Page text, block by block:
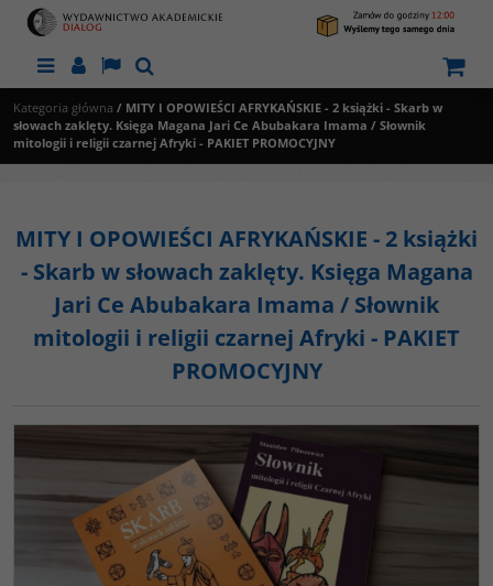
MenuPanelLangSzukaj
Kategoria główna / MITY I OPOWIEŚCI AFRYKAŃSKIE - 2 książki - Skarb w
słowach zaklęty. Księga Magana Jari Ce Abubakara Imama / Słownik
mitologii i religii czarnej Afryki - PAKIET PROMOCYJNY
MITY I OPOWIEŚCI AFRYKAŃSKIE - 2 książki
- Skarb w słowach zaklęty. Księga Magana
Jari Ce Abubakara Imama / Słownik
mitologii i religii czarnej Afryki - PAKIET
PROMOCYJNY